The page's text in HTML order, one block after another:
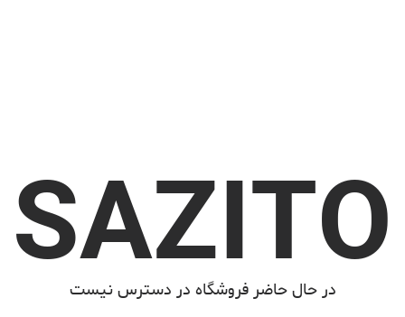
SAZITO
در حال حاضر فروشگاه در دسترس نیست